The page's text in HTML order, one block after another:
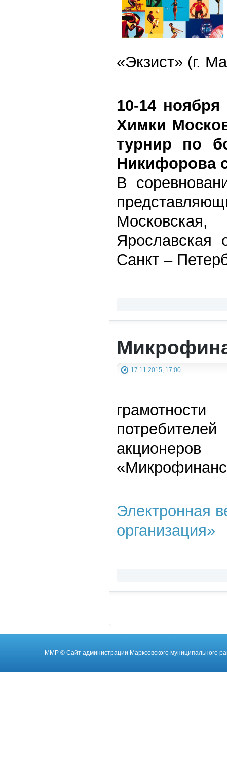
«Экзист» (г.
10-14
Химки
турнир по
Никифорова
В
Ярославская
Санкт –
17.11.2015, 17:00
Электронная
организация»
ММР © Cайт администрации Марксовского муниципального